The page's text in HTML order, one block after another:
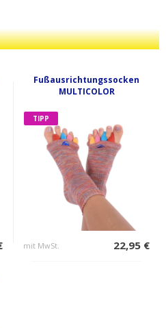
Fußausrichtungssocken
MULTICOLOR
TIPP
mit MwSt. 22,95 €